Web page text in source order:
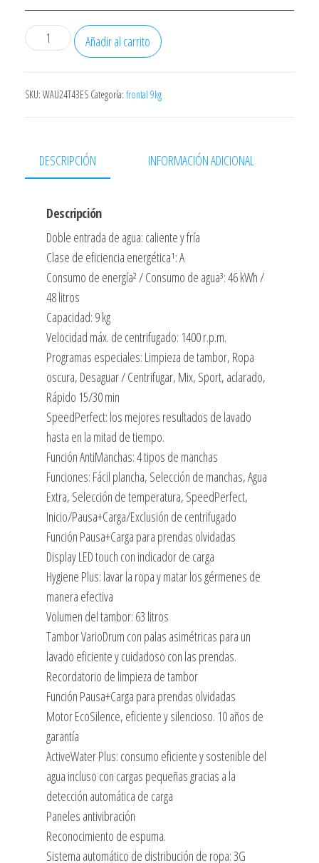
LAVADORA
BOSCH
9KG
LED
CLASE
ECOSILENCE
PROGRAMA
15/30
MINUTOS
cantidad
Añadir al carrito
SKU: WAU24T43ES Categoría: frontal 9kg
DESCRIPCIÓN INFORMACIÓN ADICIONAL
Descripción
Doble entrada de agua: caliente y fría
Clase de eficiencia energética¹: A
Consumo de energía² / Consumo de agua³: 46 kWh /
48 litros
Capacidad: 9 kg
Velocidad máx. de centrifugado: 1400 r.p.m.
Programas especiales: Limpieza de tambor, Ropa
oscura, Desaguar / Centrifugar, Mix, Sport, aclarado,
Rápido 15/30 min
SpeedPerfect: los mejores resultados de lavado
hasta en la mitad de tiempo.
Función AntiManchas: 4 tipos de manchas
Funciones: Fácil plancha, Selección de manchas, Agua
Extra, Selección de temperatura, SpeedPerfect,
Inicio/Pausa+Carga/Exclusión de centrifugado
Función Pausa+Carga para prendas olvidadas
Display LED touch con indicador de carga
Hygiene Plus: lavar la ropa y matar los gérmenes de
manera efectiva
Volumen del tambor: 63 litros
Tambor VarioDrum con palas asimétricas para un
lavado eficiente y cuidadoso con las prendas.
Recordatorio de limpieza de tambor
Función Pausa+Carga para prendas olvidadas
Motor EcoSilence, eficiente y silencioso. 10 años de
garantía
ActiveWater Plus: consumo eficiente y sostenible del
agua incluso con cargas pequeñas gracias a la
detección automática de carga
Paneles antivibración
Reconocimiento de espuma.
Sistema automático de distribución de ropa: 3G